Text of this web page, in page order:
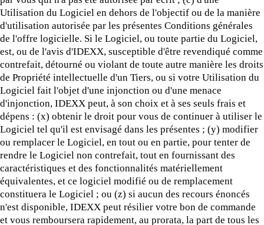
Utilisation du Logiciel en dehors de l'objectif ou de la manière
d'utilisation autorisée par les présentes Conditions générales
de l'offre logicielle. Si le Logiciel, ou toute partie du Logiciel,
est, ou de l'avis d'IDEXX, susceptible d'être revendiqué comme
contrefait, détourné ou violant de toute autre manière les droits
de Propriété intellectuelle d'un Tiers, ou si votre Utilisation du
Logiciel fait l'objet d'une injonction ou d'une menace
d'injonction, IDEXX peut, à son choix et à ses seuls frais et
dépens : (x) obtenir le droit pour vous de continuer à utiliser le
Logiciel tel qu'il est envisagé dans les présentes ; (y) modifier
ou remplacer le Logiciel, en tout ou en partie, pour tenter de
rendre le Logiciel non contrefait, tout en fournissant des
caractéristiques et des fonctionnalités matériellement
équivalentes, et ce logiciel modifié ou de remplacement
constituera le Logiciel ; ou (z) si aucun des recours énoncés
n'est disponible, IDEXX peut résilier votre bon de commande
et vous remboursera rapidement, au prorata, la part de tous les